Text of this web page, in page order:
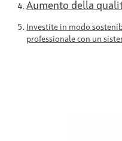
Aumento della
Investite in modo
professionale con un